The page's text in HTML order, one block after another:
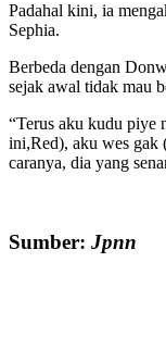
Padahal kini, ia
Sephia.
Berbeda dengan
sejak awal tidak mau
“Terus aku kudu piye
ini,Red), aku wes gak
caranya, dia yang
Sumber: Jpnn